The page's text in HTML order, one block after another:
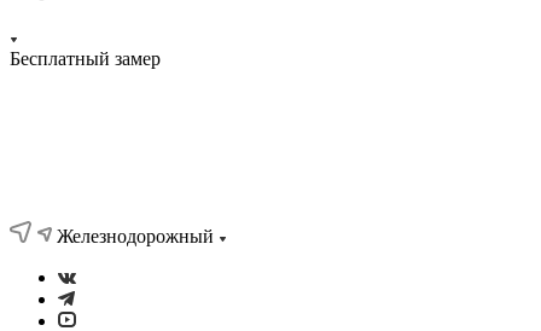
Бесплатный замер
Железнодорожный